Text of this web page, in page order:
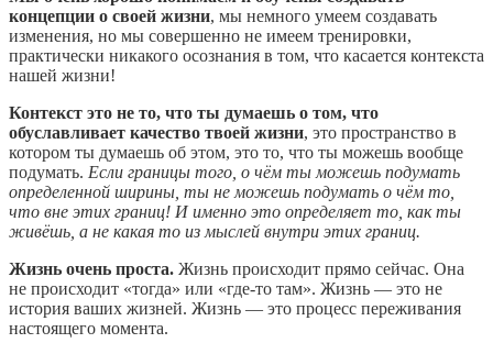
концепции о своей жизни, мы немного умеем создавать
изменения, но мы совершенно не имеем тренировки,
практически никакого осознания в том, что касается контекста
нашей жизни!
Контекст это не то, что ты думаешь о том, что
обуславливает качество твоей жизни, это пространство в
котором ты думаешь об этом, это то, что ты можешь вообще
подумать. Если границы того, о чём ты можешь подумать
определенной ширины, ты не можешь подумать о чём то,
что вне этих границ! И именно это определяет то, как ты
живёшь, а не какая то из мыслей внутри этих границ.
Жизнь очень проста. Жизнь происходит прямо сейчас. Она
не происходит «тогда» или «где-то там». Жизнь — это не
история ваших жизней. Жизнь — это процесс переживания
настоящего момента.